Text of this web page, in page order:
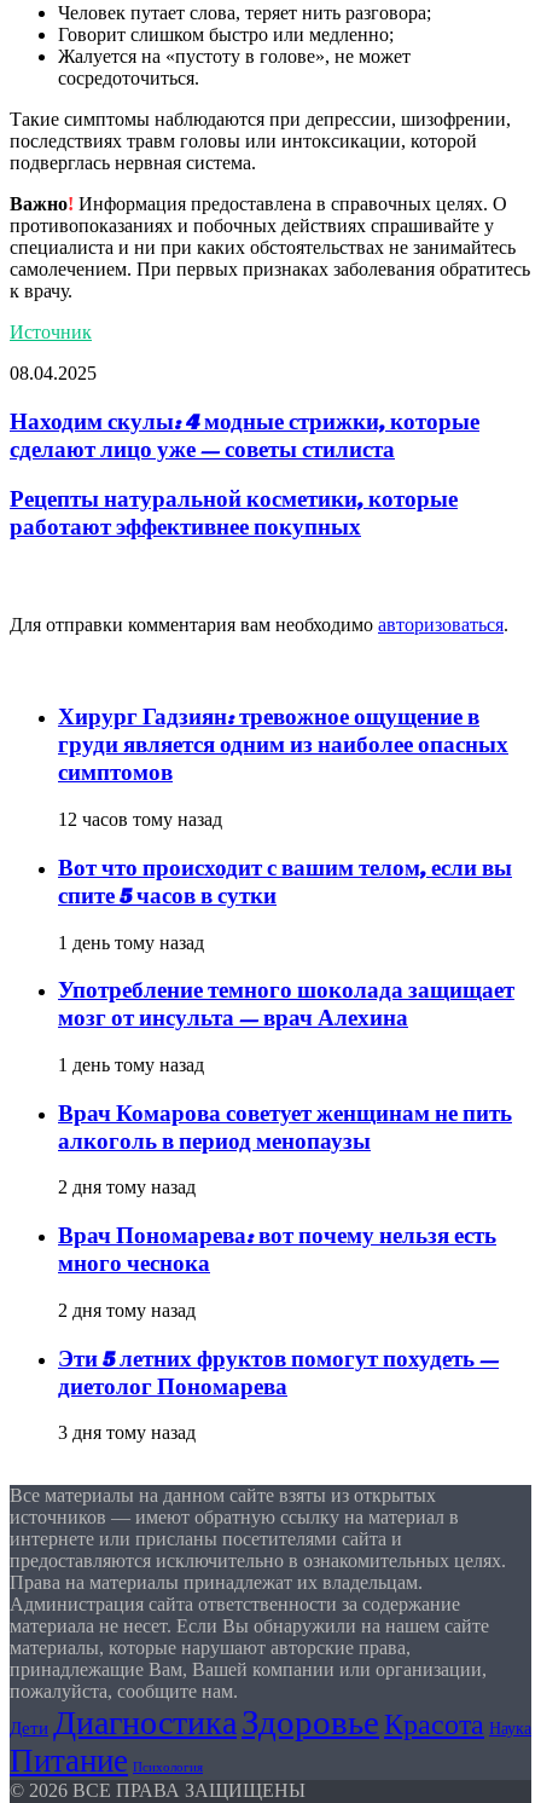
Человек путает слова, теряет нить разговора;
Говорит слишком быстро или медленно;
Жалуется на «пустоту в голове», не может
сосредоточиться.
Такие симптомы наблюдаются при депрессии, шизофрении,
последствиях травм головы или интоксикации, которой
подверглась нервная система.
Важно! Информация предоставлена в справочных целях. О
противопоказаниях и побочных действиях спрашивайте у
специалиста и ни при каких обстоятельствах не занимайтесь
самолечением. При первых признаках заболевания обратитесь
к врачу.
Источник
08.04.2025
Находим скулы: 4 модные стрижки, которые
сделают лицо уже — советы стилиста
Рецепты натуральной косметики, которые
работают эффективнее покупных
Для отправки комментария вам необходимо авторизоваться.
Хирург Гадзиян: тревожное ощущение в
груди является одним из наиболее опасных
симптомов
12 часов тому назад
Вот что происходит с вашим телом, если вы
спите 5 часов в сутки
1 день тому назад
Употребление темного шоколада защищает
мозг от инсульта — врач Алехина
1 день тому назад
Врач Комарова советует женщинам не пить
алкоголь в период менопаузы
2 дня тому назад
Врач Пономарева: вот почему нельзя есть
много чеснока
2 дня тому назад
Эти 5 летних фруктов помогут похудеть —
диетолог Пономарева
3 дня тому назад
Все материалы на данном сайте взяты из открытых
источников — имеют обратную ссылку на материал в
интернете или присланы посетителями сайта и
предоставляются исключительно в ознакомительных целях.
Права на материалы принадлежат их владельцам.
Администрация сайта ответственности за содержание
материала не несет. Если Вы обнаружили на нашем сайте
материалы, которые нарушают авторские права,
принадлежащие Вам, Вашей компании или организации,
пожалуйста, сообщите нам.
Дети ДиагностикаЗдоровьеКрасота Наука
Питание Психология
© 2026 ВСЕ ПРАВА ЗАЩИЩЕНЫ